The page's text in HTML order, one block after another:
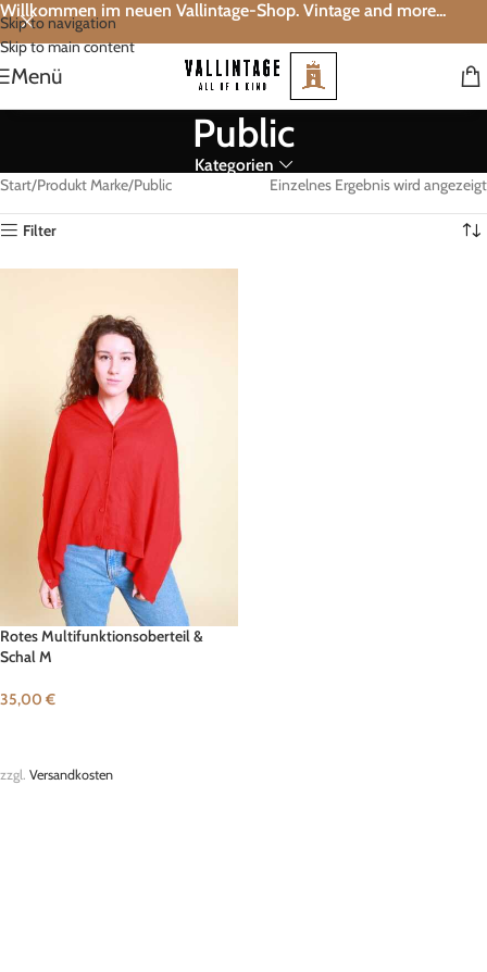
Skip to navigation
Skip to main content
Willkommen im neuen Vallintage-Shop. Vintage and more...
Menü
Public
Kategorien
Start Produkt Marke Public Einzelnes Ergebnis wird angezeigt
Filter
Rotes Multifunktionsoberteil &
Schal M
35,00 €
zzgl. Versandkosten